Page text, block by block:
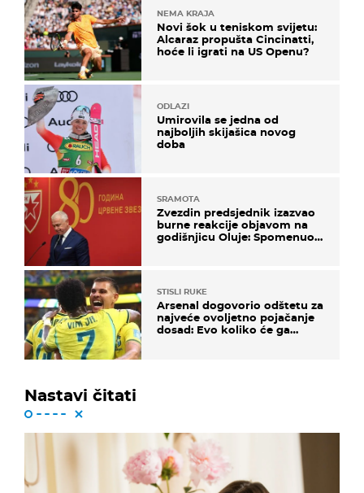
NEMA KRAJA
Novi šok u teniskom svijetu:
Alcaraz propušta Cincinatti,
hoće li igrati na US Openu?
ODLAZI
Umirovila se jedna od
najboljih skijašica novog
doba
SRAMOTA
Zvezdin predsjednik izazvao
burne reakcije objavom na
godišnjicu Oluje: Spomenuo
STISLI RUKE
Arsenal dogovorio odštetu za
najveće ovoljetno pojačanje
dosad: Evo koliko će ga
Nastavi čitati